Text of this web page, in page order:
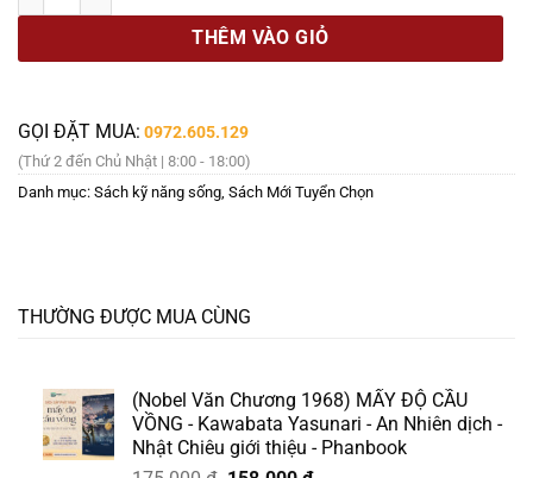
THÊM VÀO GIỎ
GỌI ĐẶT MUA: 0972.605.129
(Thứ 2 đến Chủ Nhật | 8:00 - 18:00)
Danh mục: Sách kỹ năng sống, Sách Mới Tuyển Chọn
THƯỜNG ĐƯỢC MUA CÙNG
(Nobel Văn Chương 1968) MẤY ĐỘ CẦU
VỒNG - Kawabata Yasunari - An Nhiên dịch -
Nhật Chiêu giới thiệu - Phanbook